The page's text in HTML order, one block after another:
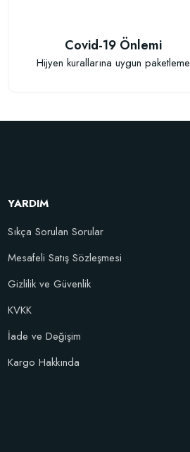
Stokta Yok
Covid-19 Önlemi
Hijyen kurallarına uygun paketleme
YARDIM
Sıkça Sorulan Sorular
Mesafeli Satış Sözleşmesi
Gizlilik ve Güvenlik
KVKK
İade ve Değişim
Kargo Hakkında